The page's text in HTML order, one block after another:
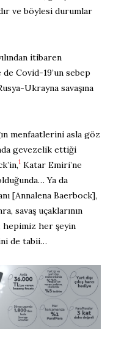
ve böylesi durumlar
itibaren
Covid-19’un sebep
Ukrayna savaşına
menfaatlerini asla göz
gevezelik ettiği
1 Katar Emiri’ne
Ya da
[Annalena Baerbock],
savaş uçaklarının
her şeyin
de tabii…